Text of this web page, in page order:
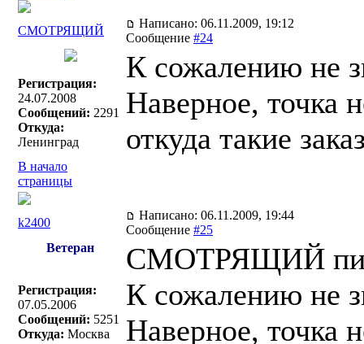
СМОТРЯЩИЙ
Написано: 06.11.2009, 19:12
Сообщение #24
Регистрация:
24.07.2008
Сообщений: 2291
Откуда:
Ленинград
К сожалению не
Наверное, точка
откуда такие
В начало
страницы
k2400
Написано: 06.11.2009, 19:44
Сообщение #25
Ветеран
Регистрация:
07.05.2006
Сообщений: 5251
Откуда: Москва
СМОТРЯЩИЙ
К сожалению не
Наверное, точка